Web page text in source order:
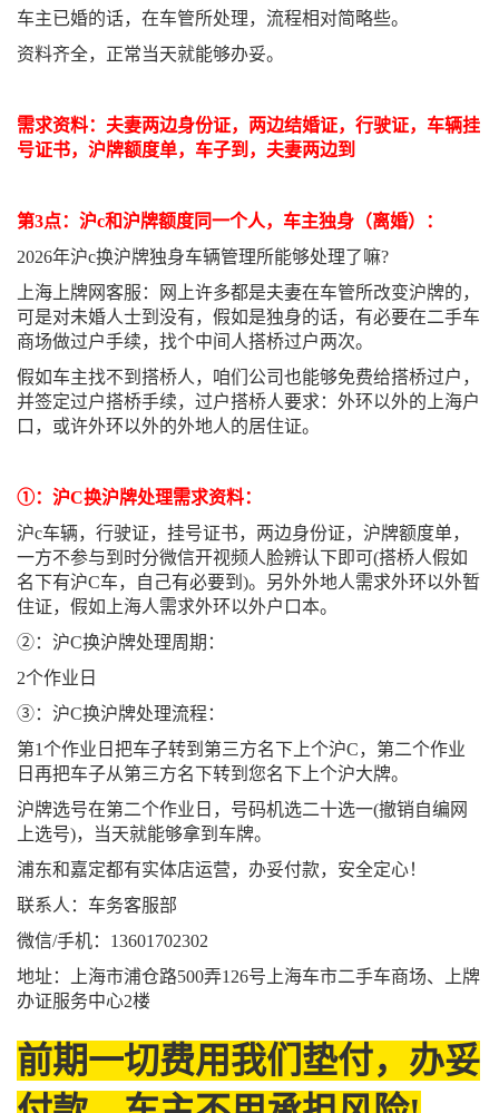
车主已婚的话，在车管所处理，流程相对简略些。
资料齐全，正常当天就能够办妥。
需求资料：夫妻两边身份证，两边结婚证，行驶证，车辆挂
号证书，沪牌额度单，车子到，夫妻两边到
第3点：沪c和沪牌额度同一个人，车主独身（离婚）：
2026年沪c换沪牌独身车辆管理所能够处理了嘛?
上海上牌网客服：网上许多都是夫妻在车管所改变沪牌的，
可是对未婚人士到没有，假如是独身的话，有必要在二手车
商场做过户手续，找个中间人搭桥过户两次。
假如车主找不到搭桥人，咱们公司也能够免费给搭桥过户，
并签定过户搭桥手续，过户搭桥人要求：外环以外的上海户
口，或许外环以外的外地人的居住证。
①：沪C换沪牌处理需求资料：
沪c车辆，行驶证，挂号证书，两边身份证，沪牌额度单，
一方不参与到时分微信开视频人脸辨认下即可(搭桥人假如
名下有沪C车，自己有必要到)。另外外地人需求外环以外暂
住证，假如上海人需求外环以外户口本。
②：沪C换沪牌处理周期：
2个作业日
③：沪C换沪牌处理流程：
第1个作业日把车子转到第三方名下上个沪C，第二个作业
日再把车子从第三方名下转到您名下上个沪大牌。
沪牌选号在第二个作业日，号码机选二十选一(撤销自编网
上选号)，当天就能够拿到车牌。
浦东和嘉定都有实体店运营，办妥付款，安全定心！
联系人：车务客服部
微信/手机：13601702302
地址：上海市浦仓路500弄126号上海车市二手车商场、上牌
办证服务中心2楼
前期一切费用我们垫付，办妥